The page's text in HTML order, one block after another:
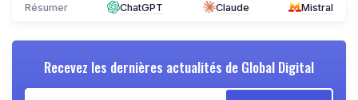
Résumer ChatGPT Claude Mistral
Recevez les dernières actualités de Global Digital